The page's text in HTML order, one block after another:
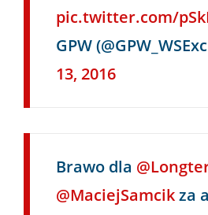
pic.twitter.com/
GPW
13, 2016
Brawo dla
@MaciejSamcikza